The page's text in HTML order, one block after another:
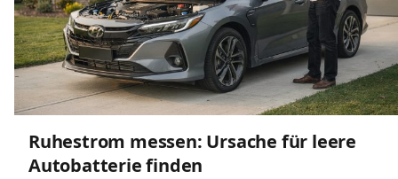
Ruhestrom messen: Ursache für leere
Autobatterie finden